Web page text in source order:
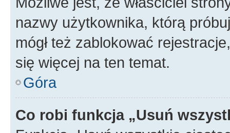
nazwy użytkownika, którą
mógł też zablokować
się więcej na ten temat.
Góra
Co robi funkcja „Usuń